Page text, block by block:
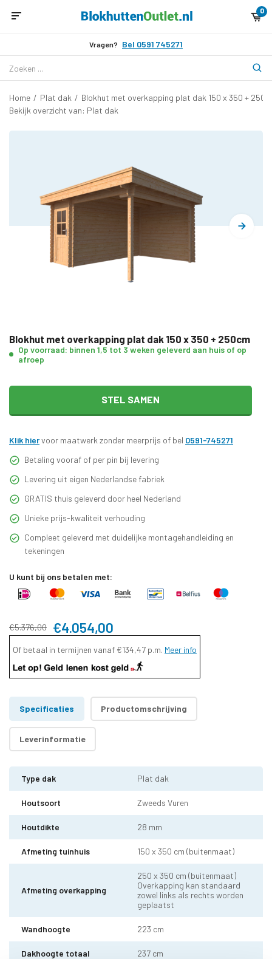
0
Vragen? Bel 0591 745271
Home / Plat dak / Blokhut met overkapping plat dak 150 x 350 +
Bekijk overzicht van: Plat dak
Blokhut met overkapping plat dak 150 x 350 + 250cm
Op voorraad: binnen 1,5 tot 3 weken geleverd aan huis of op
afroep
STEL SAMEN
Klik hiervoor maatwerk zonder meerprijs of bel 0591-745271
Betaling vooraf of per pin bij levering
Levering uit eigen Nederlandse fabriek
GRATIS thuis geleverd door heel Nederland
Unieke prijs-kwaliteit verhouding
Compleet geleverd met duidelijke montagehandleiding en
tekeningen
U kunt bij ons betalen met:
€5.376,00 €4.054,00
Of betaal in termijnen vanaf €134,47 p.m. Meer info
Specificaties Productomschrijving
Leverinformatie
Type dak Plat dak
Houtsoort Zweeds Vuren
Houtdikte 28 mm
Afmeting tuinhuis 150 x 350 cm (buitenmaat)
Afmeting overkapping
250 x 350 cm (buitenmaat)
Overkapping kan standaard
zowel links als rechts worden
geplaatst
Wandhoogte 223 cm
Dakhoogte totaal 237 cm